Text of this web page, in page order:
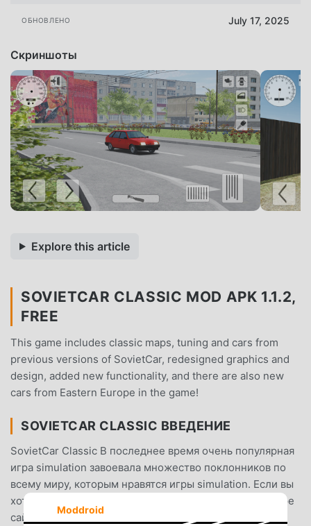
ОБНОВЛЕНО July 17, 2025
Скриншоты
Explore this article
SOVIETCAR CLASSIC MOD APK 1.1.2,
FREE
This game includes classic maps, tuning and cars from
previous versions of SovietCar, redesigned graphics and
design, added new functionality, and there are also new
cars from Eastern Europe in the game!
SOVIETCAR CLASSIC ВВЕДЕНИЕ
SovietCar Classic В последнее время очень популярная
игра simulation завоевала множество поклонников по
всему миру, которым нравятся игры simulation. Если вы
хотите скачать эту игру, так как это крупнейший в мире
сайт бесплатной загрузки мод apk - moddroid - ваш
Moddroid